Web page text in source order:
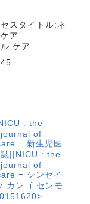
スタイトル:ネ
ア
ケア
: the
of
= 新生児医
誌||NICU : the
of
= シンセイ
カンゴ センモ